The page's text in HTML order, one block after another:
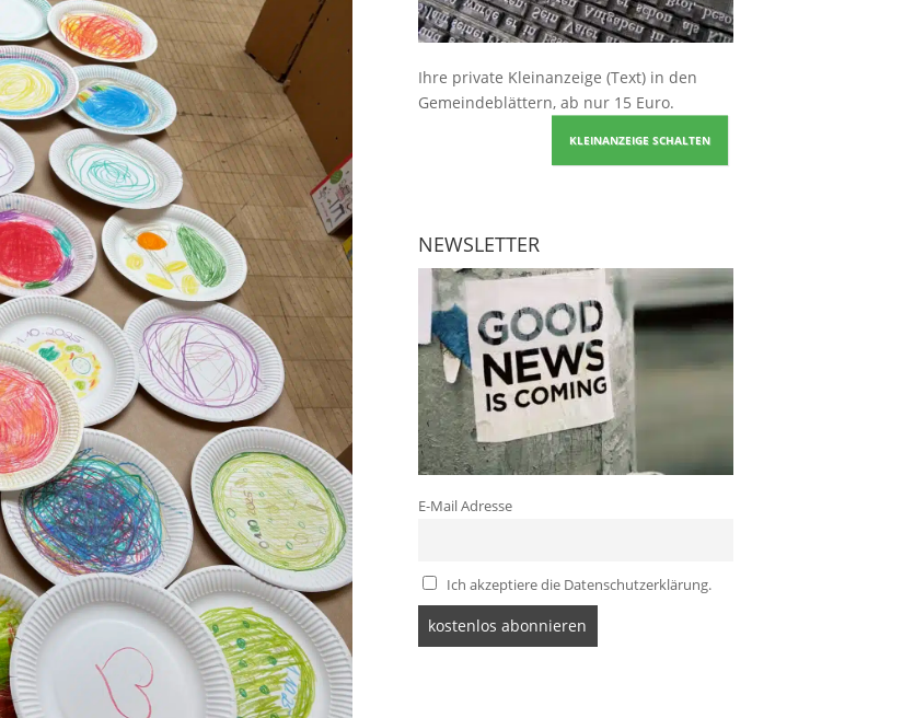
Ihre private Kleinanzeige (Text) in den
Gemeindeblättern, ab nur 15 Euro.
KLEINANZEIGE SCHALTEN
NEWSLETTER
E-Mail Adresse
Ich akzeptiere die Datenschutzerklärung.